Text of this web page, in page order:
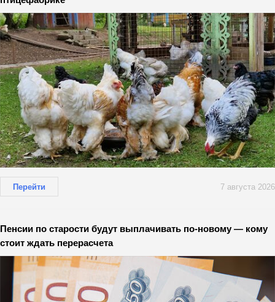
Перейти 7 августа 2026
Пенсии по старости будут выплачивать по-новому — кому
стоит ждать перерасчета